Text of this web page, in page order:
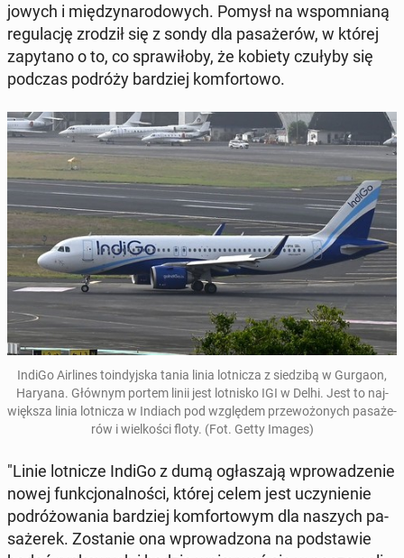
jo­wych i mię­dzy­na­ro­do­wych. Pomysł na wspo­mnia­ną
re­gu­la­cję zrodził się z sondy dla pa­sa­że­rów, w której
za­py­ta­no o to, co spra­wi­ło­by, że kobiety czułyby się
podczas podróży bar­dziej kom­for­to­wo.
IndiGo Air­li­nes to­in­dyj­ska tania linia lot­ni­cza z sie­dzi­bą w Gurgaon,
Haryana. Głównym portem linii jest lot­ni­sko IGI w Delhi. Jest to naj­
więk­sza linia lot­ni­cza w Indiach pod wzglę­dem prze­wo­żo­nych pa­sa­że­
rów i wiel­ko­ści floty. (Fot. Getty Images)
"Linie lot­ni­cze IndiGo z dumą ogła­sza­ją wpro­wa­dze­nie
nowej funk­cjo­nal­no­ści, której celem jest uczy­nie­nie
po­dró­żo­wa­nia bar­dziej kom­for­to­wym dla naszych pa­
sa­że­rek. Zo­sta­nie ona wpro­wa­dzo­na na pod­sta­wie